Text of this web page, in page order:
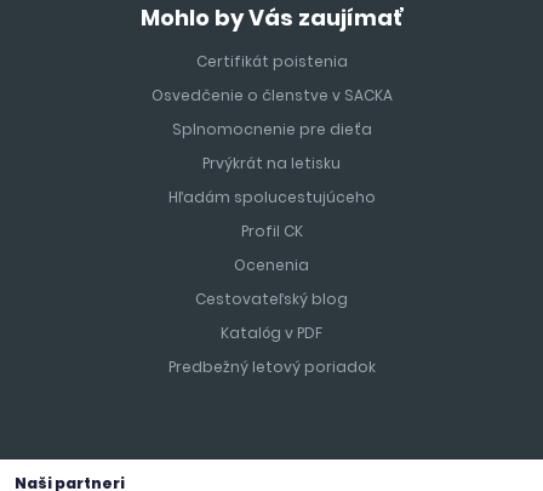
Mohlo by Vás zaujímať
Certifikát poistenia
Osvedčenie o členstve v SACKA
Splnomocnenie pre dieťa
Prvýkrát na letisku
Hľadám spolucestujúceho
Profil CK
Ocenenia
Cestovateľský blog
Katalóg v PDF
Predbežný letový poriadok
Naši partneri